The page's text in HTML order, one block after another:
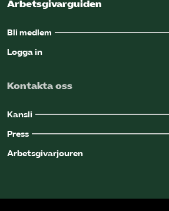
Arbetsgivarguiden
Bli medlem
Logga in
Kontakta oss
Kansli
Press
Arbetsgivarjouren